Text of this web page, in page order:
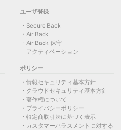
ユーザ登録
Secure Back
Air Back
Air Back 保守
アクティベーション
ポリシー
情報セキュリティ基本方針
クラウドセキュリティ基本方針
著作権について
プライバシーポリシー
特定商取引法に基づく表示
カスタマーハラスメントに対する